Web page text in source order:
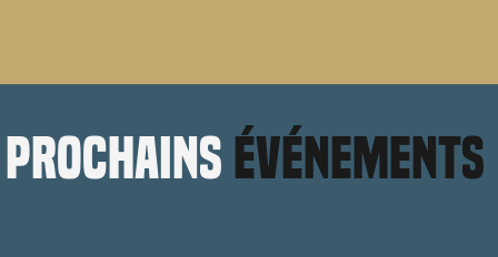
prochains événements